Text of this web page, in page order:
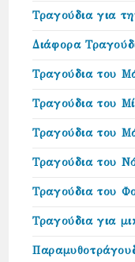
Τραγούδια για
Διάφορα
Τραγούδια του
Τραγούδια του
Τραγούδια του
Τραγούδια του
Τραγούδια του
Τραγούδια για